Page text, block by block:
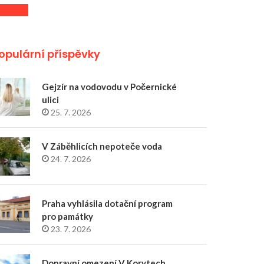
příspěvky
Gejzír na vodovodu v Počernické
ulici
25. 7. 2026
V Záběhlicích nepoteče voda
24. 7. 2026
Praha vyhlásila dotační program
pro památky
23. 7. 2026